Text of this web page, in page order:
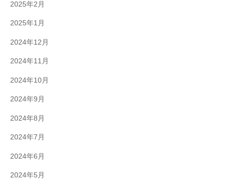
2025年2月
2025年1月
2024年12月
2024年11月
2024年10月
2024年9月
2024年8月
2024年7月
2024年6月
2024年5月